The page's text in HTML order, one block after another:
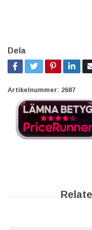
Dela
Artikelnummer: 2687